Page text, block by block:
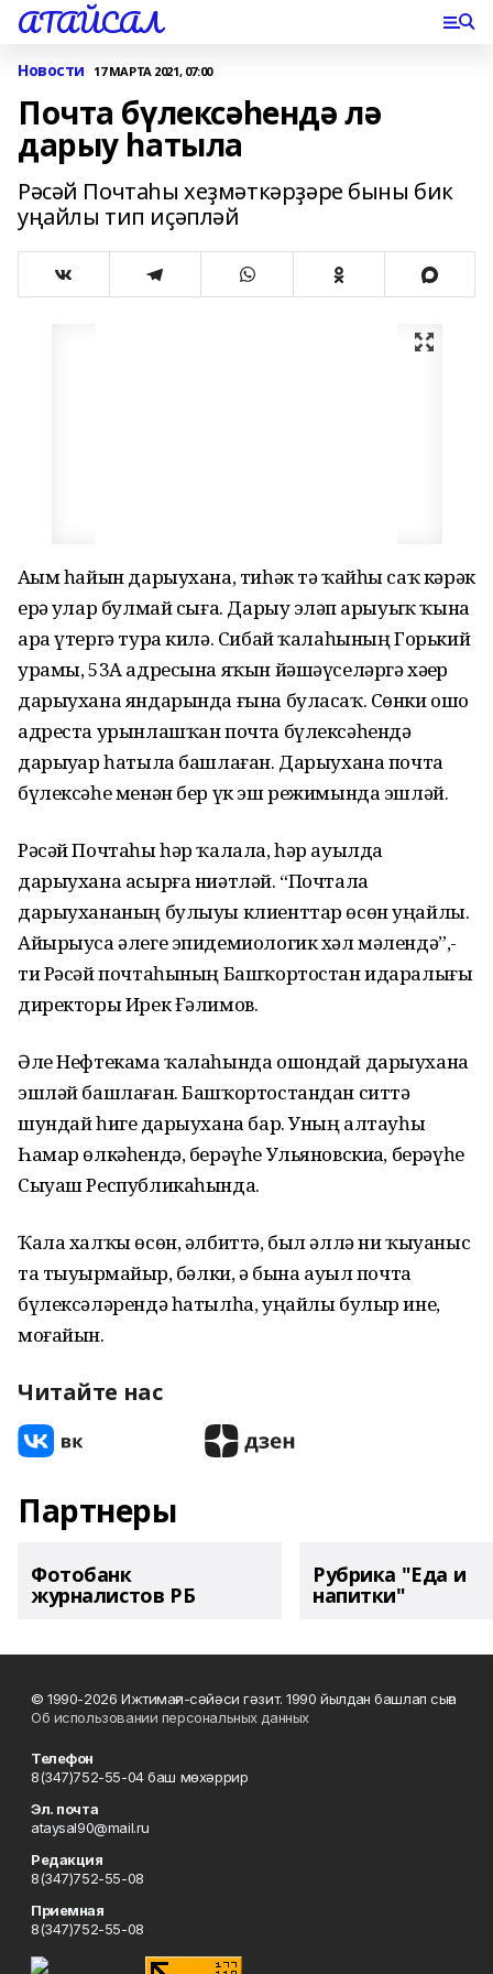
АТАЙСАЛ
Новости 17 МАРТА 2021, 07:00
Почта бүлексәһендә лә
дарыу һатыла
Рәсәй Почтаһы хеҙмәткәрҙәре быны бик
уңайлы тип иҫәпләй
Аҙым һайын дарыухана, тиһәк тә ҡайһы саҡ кәрәк
ерҙә улар булмай сыға. Дарыу эҙләп арыуыҡ ҡына
ара үтергә тура килә. Сибай ҡалаһының Горький
урамы, 53А адресына яҡын йәшәүселәргә хәҙер
дарыухана яндарында ғына буласаҡ. Сөнки ошо
адреста урынлашҡан почта бүлексәһендә
дарыуҙар һатыла башлаған. Дарыухана почта
бүлексәһе менән бер үк эш режимында эшләй.
Рәсәй Почтаһы һәр ҡалала, һәр ауылда
дарыухана асырға ниәтләй. “Почтала
дарыухананың булыуы клиенттар өсөн уңайлы.
Айырыуса әлеге эпидемиологик хәл мәлендә”,-
ти Рәсәй почтаһының Башҡортостан идаралығы
директоры Ирек Ғәлимов.
Әле Нефтекама ҡалаһында ошондай дарыухана
эшләй башлаған. Башҡортостандан ситтә
шундай һигеҙ дарыухана бар. Уның алтауһы
Һамар өлкәһендә, берәүһе Ульяновскиҙа, берәүһе
Сыуаш Республикаһында.
Ҡала халҡы өсөн, әлбиттә, был әллә ни ҡыуаныс
та тыуҙырмайҙыр, бәлки, ә бына ауыл почта
бүлексәләрендә һатылһа, уңайлы булыр ине,
моғайын.
Читайте нас
Партнеры
Фотобанк
журналистов РБ
Рубрика "Еда и
напитки"
© 1990-2026 Ижтимағи-сәйәси гәзит. 1990 йылдан башлап сыға
Об использовании персональных данных
Телефон
8(347)752-55-04 баш мөхәррир
Эл. почта
ataysal90@mail.ru
Редакция
8(347)752-55-08
Приемная
8(347)752-55-08